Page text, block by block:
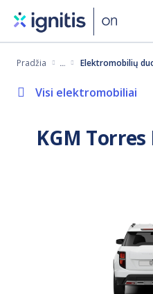
turinįPradžia Elektromobilių
Visi elektromobiliai
KGM Torres